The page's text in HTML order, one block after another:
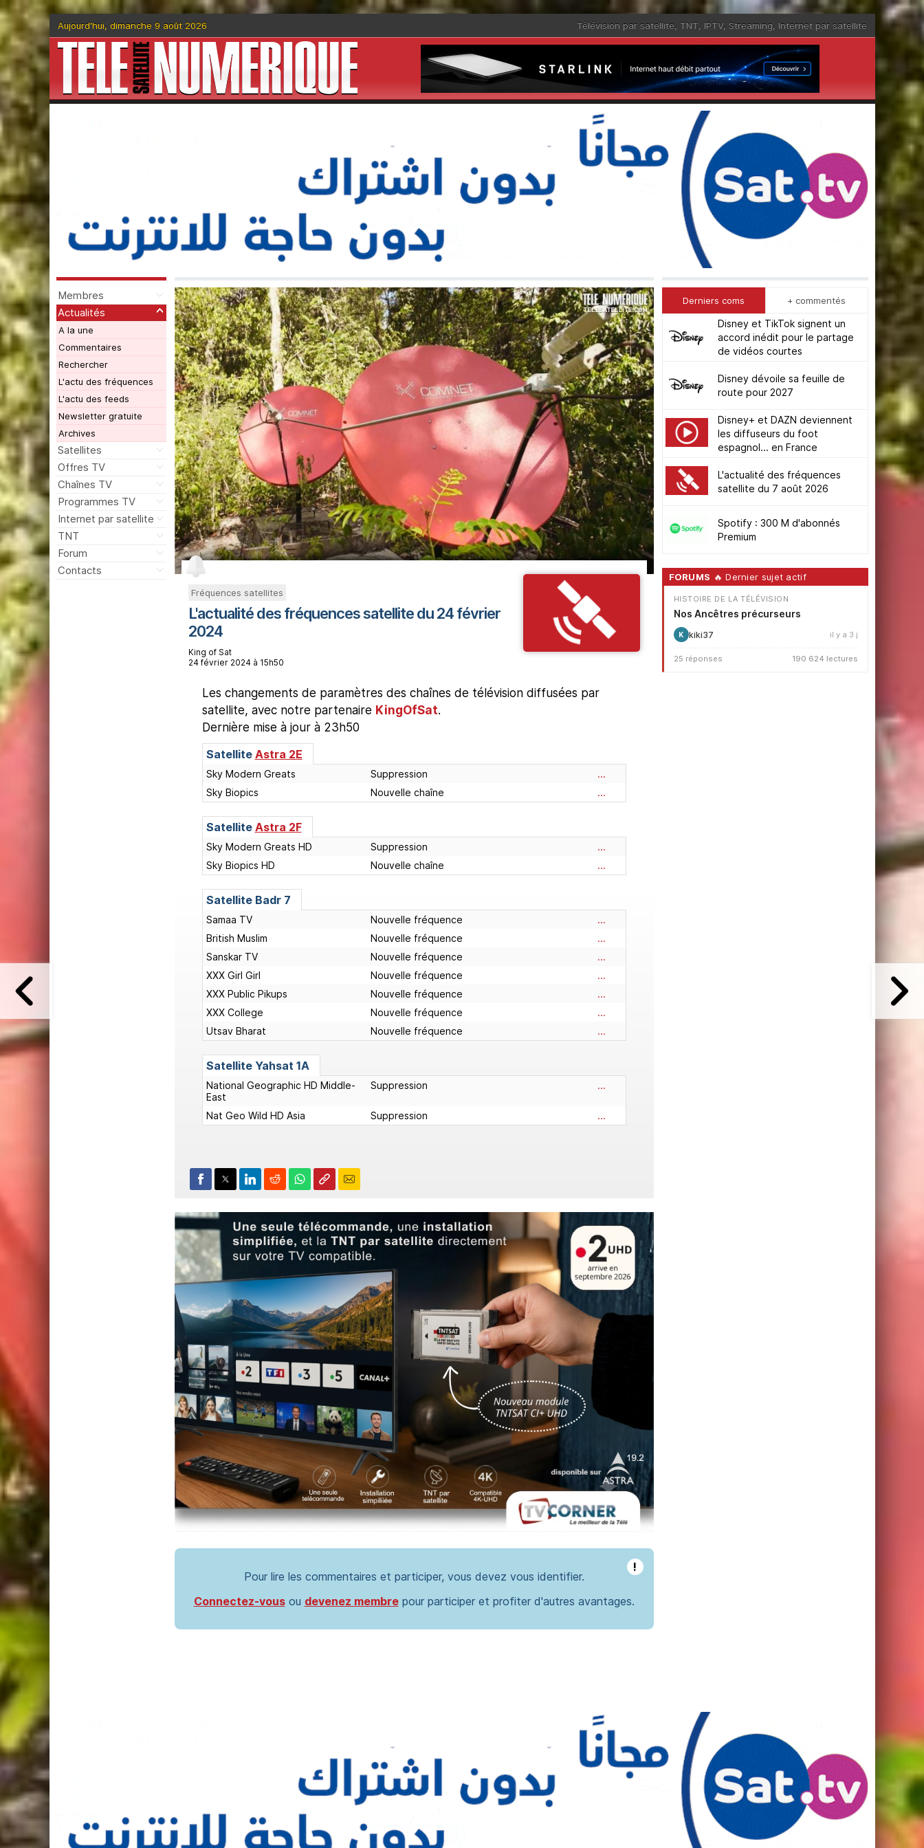
Aujourd'hui, dimanche 9 août 2026 Télévision par satellite, TNT, IPTV, Streaming, Internet par satellite
Membres
Actualités
A la une
Commentaires
Rechercher
L'actu des fréquences
L'actu des feeds
Newsletter gratuite
Archives
Satellites
Offres TV
Chaînes TV
Programmes TV
Internet par satellite
TNT
Forum
Contacts
Fréquences satellites
L'actualité des fréquences satellite du 24 février
2024
King of Sat
24 février 2024 à 15h50
Les changements de paramètres des chaînes de télévision diffusées par
satellite, avec notre partenaire KingOfSat.
Dernière mise à jour à 23h50
Satellite Astra 2E
Sky Modern Greats Suppression
...
Sky Biopics
Nouvelle chaîne ...
Satellite Astra 2F
Sky Modern Greats HD Suppression
...
Sky Biopics HD
Nouvelle chaîne ...
Satellite Badr 7
Samaa TV Nouvelle fréquence
...
British Muslim
Nouvelle fréquence
...
Sanskar TV
Nouvelle fréquence
...
XXX Girl Girl
Nouvelle fréquence
...
XXX Public Pikups
Nouvelle fréquence
...
XXX College
Nouvelle fréquence
...
Utsav Bharat
Nouvelle fréquence ...
Satellite Yahsat 1A
National Geographic HD Middle-
East
Suppression ...
Nat Geo Wild HD Asia Suppression ...
!
Pour lire les commentaires et participer, vous devez vous identifier.
Connectez-vousou devenez membrepour participer et profiter d'autres avantages.
Derniers coms + commentés
Disney et TikTok signent un
accord inédit pour le partage
de vidéos courtes
Disney dévoile sa feuille de
route pour 2027
Disney+ et DAZN deviennent
les diffuseurs du foot
espagnol... en France
L'actualité des fréquences
satellite du 7 août 2026
Spotify : 300 M d'abonnés
Premium
FORUMS 🔥 Dernier sujet actif
HISTOIRE DE LA TÉLÉVISION
Nos Ancêtres précurseurs
K kiki37 il y a 3 j
25 réponses 190 624 lectures